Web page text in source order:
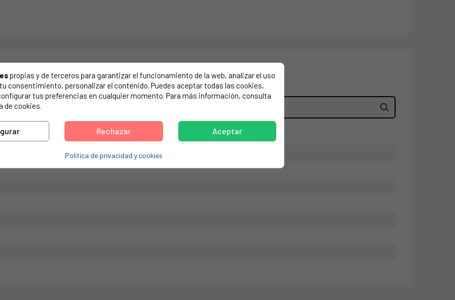
tu electrodoméstico. Suele estar formado por números y letras.
propias y de terceros para garantizar el funcionamiento de la web, analizar el uso
consentimiento, personalizar el contenido. Puedes aceptar todas las cookies,
tus preferencias en cualquier momento. Para más información, consulta
de cookies.
Rechazar Aceptar
Política de privacidad y cookies